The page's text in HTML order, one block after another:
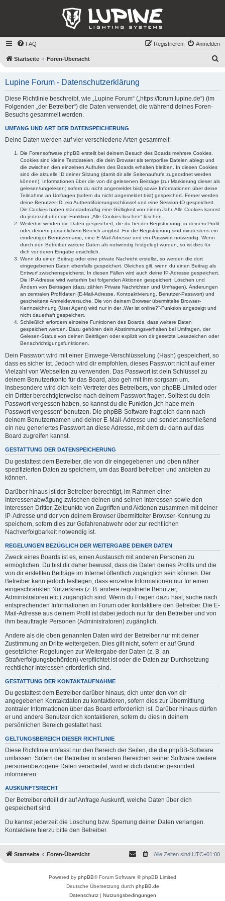
FAQ Anmelden
Registrieren
Startseite Foren-Übersicht
Lupine Forum - Datenschutzerklärung
Diese Richtlinie beschreibt, wie „Lupine Forum“ („https://forum.lupine.de“) (im
Folgenden „der Betreiber“) die Daten verwendet, die während deines Foren-
Besuchs gesammelt werden.
UMFANG UND ART DER DATENSPEICHERUNG
Deine Daten werden auf vier verschiedene Arten gesammelt:
Die Forensoftware phpBB erstellt bei deinem Besuch des Boards mehrere Cookies.
Cookies sind kleine Textdateien, die dein Browser als temporäre Dateien ablegt und
die zwischen den einzelnen Aufrufen des Boards erhalten bleiben. In diesen Cookies
sind die aktuelle ID deiner Sitzung (damit dir alle Seitenaufrufe zugeordnet werden
können), Informationen über die von dir gelesenen Beiträge (zur Markierung dieser als
gelesen/ungelesen; sofern du nicht angemeldet bist) sowie Informationen über deine
Teilnahme an Umfragen (sofern du nicht angemeldet bist) gespeichert. Ferner werden
deine Benutzer-ID, ein Authentifizierungsschlüssel und eine Session-ID gespeichert.
Die Cookies haben standardmäßig eine Gültigkeit von einem Jahr. Alle Cookies kannst
du jederzeit über die Funktion „Alle Cookies löschen“ löschen.
Weiterhin werden die Daten gespeichert, die du bei der Registrierung, in deinem Profil
oder deinem persönlichem Bereich angibst. Für die Registrierung sind mindestens ein
eindeutiger Benutzername, eine E-Mail-Adresse und ein Passwort notwendig. Wenn
durch den Betreiber weitere Daten als notwendig festgelegt wurden, so ist dies für
dich vor deren Eingabe ersichtlich.
Wenn du einen Beitrag oder eine private Nachricht erstellst, so werden die dort
eingegebenen Daten ebenfalls gespeichert. Gleiches gilt, wenn du einen Beitrag als
Entwurf zwischenspeicherst. In diesen Fällen wird auch deine IP-Adresse gespeichert.
Die IP-Adresse wird weiterhin bei folgenden Aktionen gespeichert: Löschen und
Ändern von Beiträgen (dazu zählen Private Nachrichten und Umfragen), Änderungen
an zentralen Profildaten (E-Mail-Adresse, Kontoaktivierung, Benutzer-Passwort) und
gescheiterte Anmeldeversuche. Die von deinem Browser übermittelte Browser-
Kennzeichnung (User Agent) wird nur in der „Wer ist online?“-Funktion angezeigt und
nicht dauerhaft gespeichert.
Schließlich erfordern einzelne Funktionen des Boards, dass weitere Daten
gespeichert werden. Dazu gehören dein Abstimmungsverhalten bei Umfragen, der
Gelesen-Status von deinen Beiträgen oder explizit von dir gesetzte Lesezeichen oder
Benachrichtigungsfunktionen.
Dein Passwort wird mit einer Einwege-Verschlüsselung (Hash) gespeichert, so
dass es sicher ist. Jedoch wird dir empfohlen, dieses Passwort nicht auf einer
Vielzahl von Webseiten zu verwenden. Das Passwort ist dein Schlüssel zu
deinem Benutzerkonto für das Board, also geh mit ihm sorgsam um.
Insbesondere wird dich kein Vertreter des Betreibers, von phpBB Limited oder
ein Dritter berechtigterweise nach deinem Passwort fragen. Solltest du dein
Passwort vergessen haben, so kannst du die Funktion „Ich habe mein
Passwort vergessen“ benutzen. Die phpBB-Software fragt dich dann nach
deinem Benutzernamen und deiner E-Mail-Adresse und sendet anschließend
ein neu generiertes Passwort an diese Adresse, mit dem du dann auf das
Board zugreifen kannst.
GESTATTUNG DER DATENSPEICHERUNG
Du gestattest dem Betreiber, die von dir eingegebenen und oben näher
spezifizierten Daten zu speichern, um das Board betreiben und anbieten zu
können.
Darüber hinaus ist der Betreiber berechtigt, im Rahmen einer
Interessenabwägung zwischen deinen und seinen Interessen sowie den
Interessen Dritter, Zeitpunkte von Zugriffen und Aktionen zusammen mit deiner
IP-Adresse und der von deinem Browser übermittelter Browser-Kennung zu
speichern, sofern dies zur Gefahrenabwehr oder zur rechtlichen
Nachverfolgbarkeit notwendig ist.
REGELUNGEN BEZÜGLICH DER WEITERGABE DEINER DATEN
Zweck eines Boards ist es, einen Austausch mit anderen Personen zu
ermöglichen. Du bist dir daher bewusst, dass die Daten deines Profils und die
von dir erstellten Beiträge im Internet öffentlich zugänglich sein können. Der
Betreiber kann jedoch festlegen, dass einzelne Informationen nur für einen
eingeschränkten Nutzerkreis (z. B. andere registrierte Benutzer,
Administratoren etc.) zugänglich sind. Wenn du Fragen dazu hast, suche nach
entsprechenden Informationen im Forum oder kontaktiere den Betreiber. Die E-
Mail-Adresse aus deinem Profil ist dabei jedoch nur für den Betreiber und von
ihm beauftragte Personen (Administratoren) zugänglich.
Andere als die oben genannten Daten wird der Betreiber nur mit deiner
Zustimmung an Dritte weitergeben. Dies gilt nicht, sofern er auf Grund
gesetzlicher Regelungen zur Weitergabe der Daten (z. B. an
Strafverfolgungsbehörden) verpflichtet ist oder die Daten zur Durchsetzung
rechtlicher Interessen erforderlich sind.
GESTATTUNG DER KONTAKTAUFNAHME
Du gestattest dem Betreiber darüber hinaus, dich unter den von dir
angegebenen Kontaktdaten zu kontaktieren, sofern dies zur Übermittlung
zentraler Informationen über das Board erforderlich ist. Darüber hinaus dürfen
er und andere Benutzer dich kontaktieren, sofern du dies in deinem
persönlichen Bereich gestattet hast.
GELTUNGSBEREICH DIESER RICHTLINIE
Diese Richtlinie umfasst nur den Bereich der Seiten, die die phpBB-Software
umfassen. Sofern der Betreiber in anderen Bereichen seiner Software weitere
personenbezogene Daten verarbeitet, wird er dich darüber gesondert
informieren.
AUSKUNFTSRECHT
Der Betreiber erteilt dir auf Anfrage Auskunft, welche Daten über dich
gespeichert sind.
Du kannst jederzeit die Löschung bzw. Sperrung deiner Daten verlangen.
Kontaktiere hierzu bitte den Betreiber.
Startseite Foren-Übersicht Alle Zeiten sind UTC+01:00
Powered by phpBB® Forum Software © phpBB Limited
Deutsche Übersetzung durch phpBB.de
Datenschutz| Nutzungsbedingungen